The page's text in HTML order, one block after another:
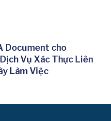
Document cho
Vụ Xác Thực Liên
Làm Việc